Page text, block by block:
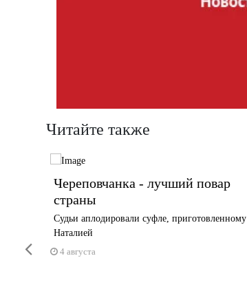
Читайте также
Череповчанка - лучший повар
страны
Судьи аплодировали суфле, приготовленному
Наталией
4 августа